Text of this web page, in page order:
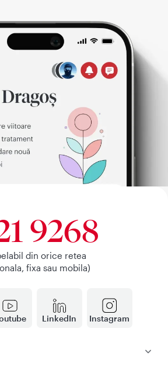
LinkedIn Instagram
9268
din orice retea
fixa sau mobila)